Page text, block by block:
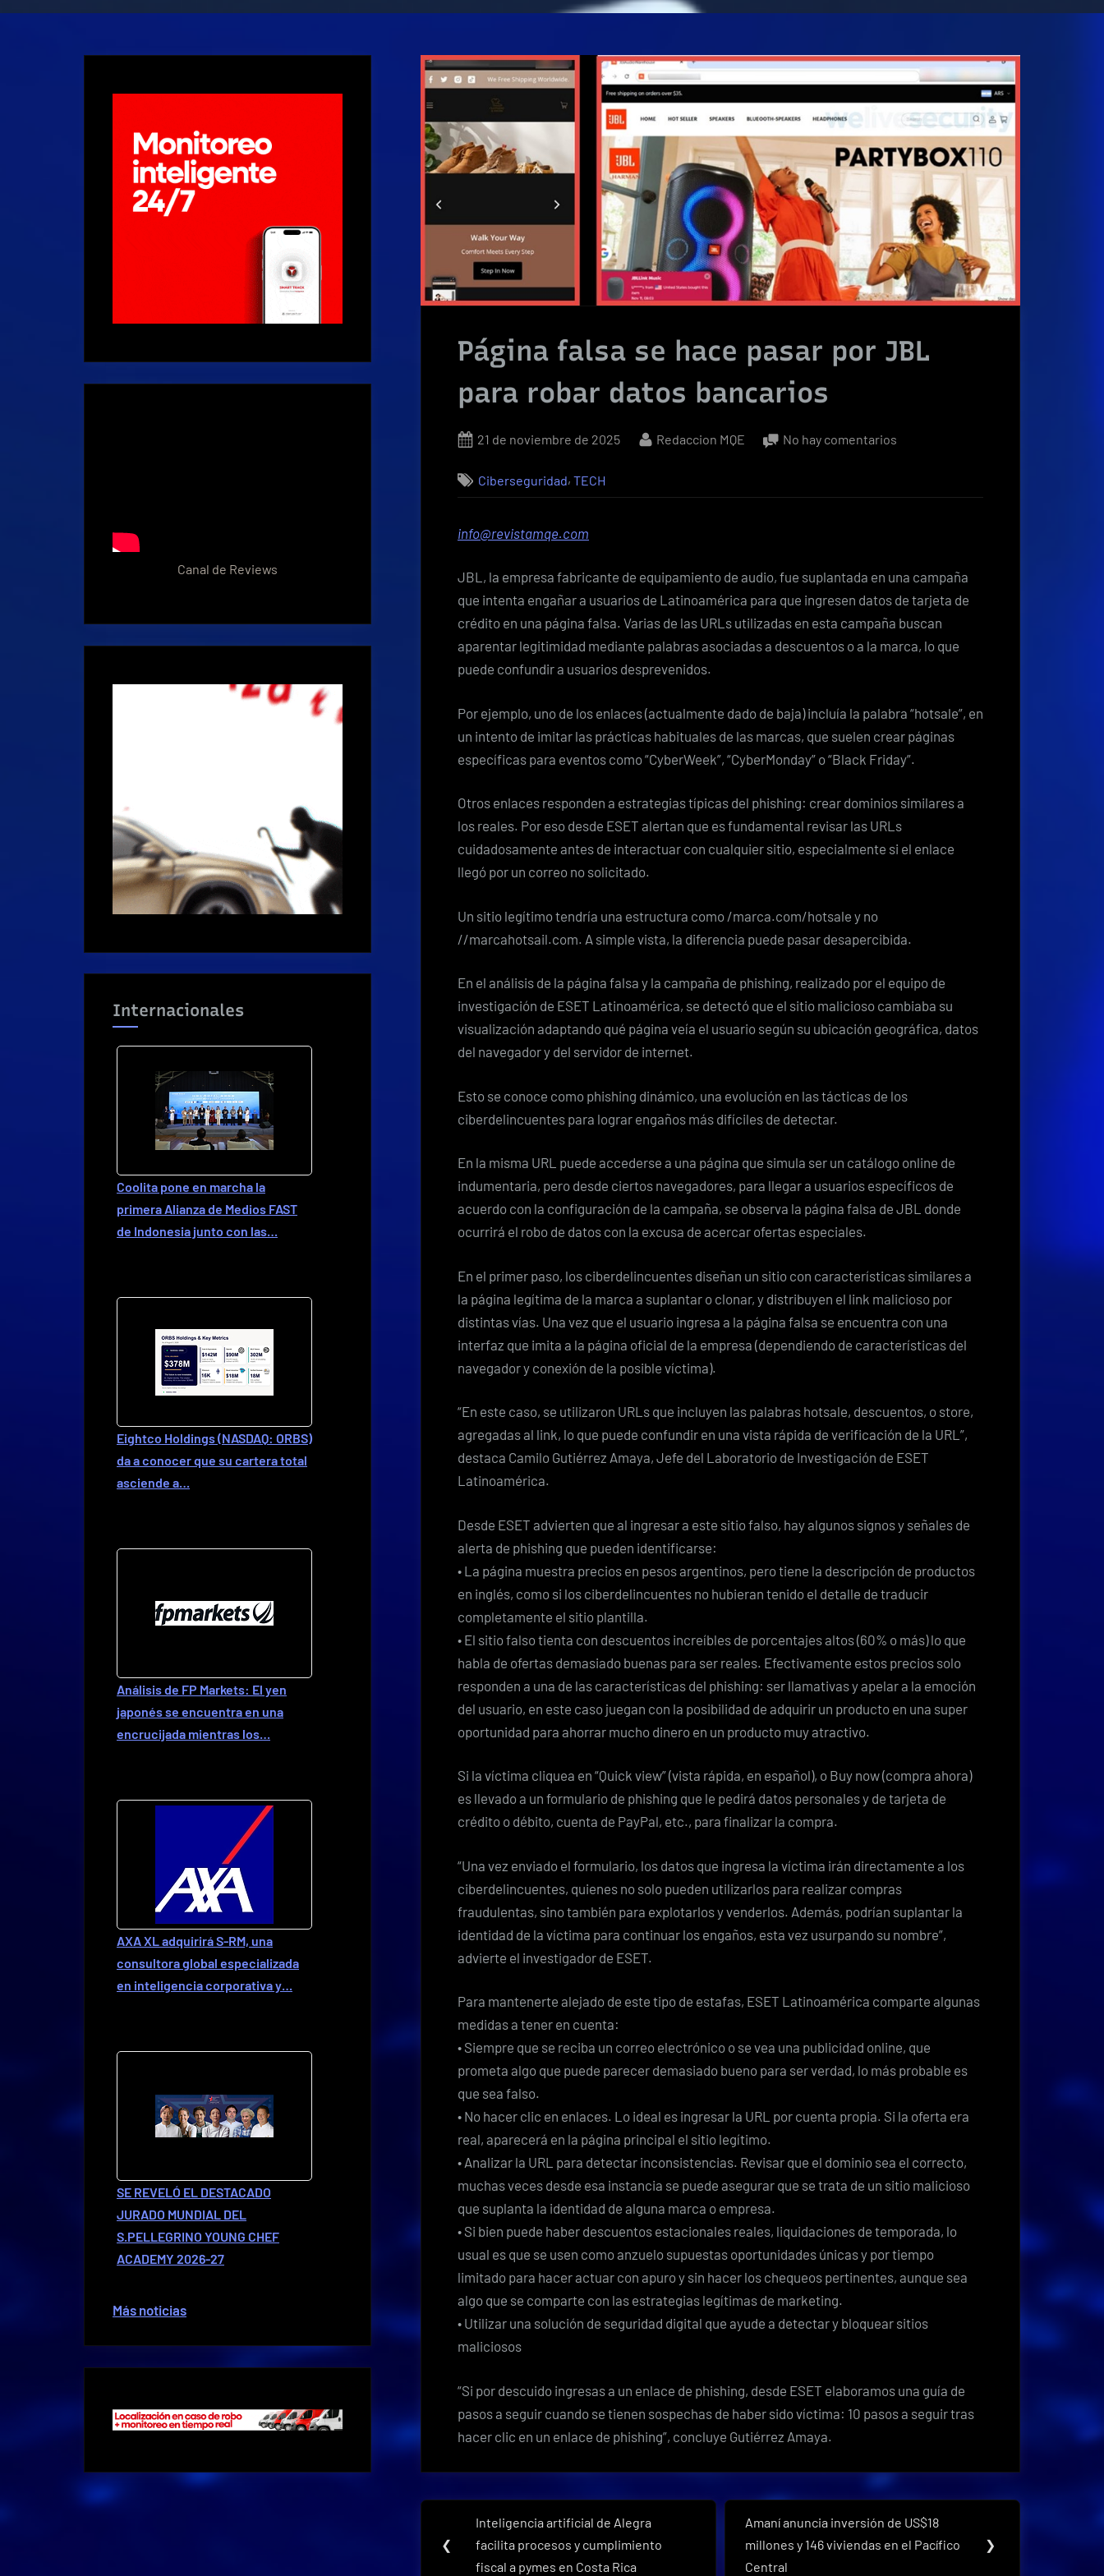
Página falsa se hace pasar por JBL
para robar datos bancarios
Posted
21 de noviembre de 2025 By
Redaccion MQE No hay comentarios
por
JBL
para
robar
Ciberseguridad,TECH
info@revistamqe.com
JBL, la empresa fabricante de equipamiento de audio, fue suplantada en una campaña
que intenta engañar a usuarios de Latinoamérica para que ingresen datos de tarjeta de
crédito en una página falsa. Varias de las URLs utilizadas en esta campaña buscan
aparentar legitimidad mediante palabras asociadas a descuentos o a la marca, lo que
puede confundir a usuarios desprevenidos.
Por ejemplo, uno de los enlaces (actualmente dado de baja) incluía la palabra “hotsale”, en
un intento de imitar las prácticas habituales de las marcas, que suelen crear páginas
específicas para eventos como “CyberWeek”, “CyberMonday” o “Black Friday”.
Otros enlaces responden a estrategias típicas del phishing: crear dominios similares a
los reales. Por eso desde ESET alertan que es fundamental revisar las URLs
cuidadosamente antes de interactuar con cualquier sitio, especialmente si el enlace
llegó por un correo no solicitado.
Un sitio legítimo tendría una estructura como /marca.com/hotsale y no
//marcahotsail.com. A simple vista, la diferencia puede pasar desapercibida.
En el análisis de la página falsa y la campaña de phishing, realizado por el equipo de
investigación de ESET Latinoamérica, se detectó que el sitio malicioso cambiaba su
visualización adaptando qué página veía el usuario según su ubicación geográfica, datos
del navegador y del servidor de internet.
Esto se conoce como phishing dinámico, una evolución en las tácticas de los
ciberdelincuentes para lograr engaños más difíciles de detectar.
En la misma URL puede accederse a una página que simula ser un catálogo online de
indumentaria, pero desde ciertos navegadores, para llegar a usuarios específicos de
acuerdo con la configuración de la campaña, se observa la página falsa de JBL donde
ocurrirá el robo de datos con la excusa de acercar ofertas especiales.
En el primer paso, los ciberdelincuentes diseñan un sitio con características similares a
la página legítima de la marca a suplantar o clonar, y distribuyen el link malicioso por
distintas vías. Una vez que el usuario ingresa a la página falsa se encuentra con una
interfaz que imita a la página oficial de la empresa (dependiendo de características del
navegador y conexión de la posible víctima).
“En este caso, se utilizaron URLs que incluyen las palabras hotsale, descuentos, o store,
agregadas al link, lo que puede confundir en una vista rápida de verificación de la URL”,
destaca Camilo Gutiérrez Amaya, Jefe del Laboratorio de Investigación de ESET
Latinoamérica.
Desde ESET advierten que al ingresar a este sitio falso, hay algunos signos y señales de
alerta de phishing que pueden identificarse:
• La página muestra precios en pesos argentinos, pero tiene la descripción de productos
en inglés, como si los ciberdelincuentes no hubieran tenido el detalle de traducir
completamente el sitio plantilla.
• El sitio falso tienta con descuentos increíbles de porcentajes altos (60% o más) lo que
habla de ofertas demasiado buenas para ser reales. Efectivamente estos precios solo
responden a una de las características del phishing: ser llamativas y apelar a la emoción
del usuario, en este caso juegan con la posibilidad de adquirir un producto en una super
oportunidad para ahorrar mucho dinero en un producto muy atractivo.
Si la víctima cliquea en “Quick view” (vista rápida, en español), o Buy now (compra ahora)
es llevado a un formulario de phishing que le pedirá datos personales y de tarjeta de
crédito o débito, cuenta de PayPal, etc., para finalizar la compra.
“Una vez enviado el formulario, los datos que ingresa la víctima irán directamente a los
ciberdelincuentes, quienes no solo pueden utilizarlos para realizar compras
fraudulentas, sino también para explotarlos y venderlos. Además, podrían suplantar la
identidad de la víctima para continuar los engaños, esta vez usurpando su nombre”,
advierte el investigador de ESET.
Para mantenerte alejado de este tipo de estafas, ESET Latinoamérica comparte algunas
medidas a tener en cuenta:
• Siempre que se reciba un correo electrónico o se vea una publicidad online, que
prometa algo que puede parecer demasiado bueno para ser verdad, lo más probable es
que sea falso.
• No hacer clic en enlaces. Lo ideal es ingresar la URL por cuenta propia. Si la oferta era
real, aparecerá en la página principal el sitio legítimo.
• Analizar la URL para detectar inconsistencias. Revisar que el dominio sea el correcto,
muchas veces desde esa instancia se puede asegurar que se trata de un sitio malicioso
que suplanta la identidad de alguna marca o empresa.
• Si bien puede haber descuentos estacionales reales, liquidaciones de temporada, lo
usual es que se usen como anzuelo supuestas oportunidades únicas y por tiempo
limitado para hacer actuar con apuro y sin hacer los chequeos pertinentes, aunque sea
algo que se comparte con las estrategias legítimas de marketing.
• Utilizar una solución de seguridad digital que ayude a detectar y bloquear sitios
maliciosos
“Si por descuido ingresas a un enlace de phishing, desde ESET elaboramos una guía de
pasos a seguir cuando se tienen sospechas de haber sido víctima: 10 pasos a seguir tras
hacer clic en un enlace de phishing”, concluye Gutiérrez Amaya.
Navegación
de
❮
Previous
Post:
Inteligencia artificial de Alegra
facilita procesos y cumplimiento
fiscal a pymes en Costa Rica
Next
Post:
Amaní anuncia inversión de US$18
millones y 146 viviendas en el Pacífico
Central
❯
Canal de Reviews
Internacionales
Coolita pone en marcha la
primera Alianza de Medios FAST
de Indonesia junto con las…
Eightco Holdings (NASDAQ: ORBS)
da a conocer que su cartera total
asciende a…
Análisis de FP Markets: El yen
japonés se encuentra en una
encrucijada mientras los…
AXA XL adquirirá S-RM, una
consultora global especializada
en inteligencia corporativa y…
SE REVELÓ EL DESTACADO
JURADO MUNDIAL DEL
S.PELLEGRINO YOUNG CHEF
ACADEMY 2026-27
Más noticias